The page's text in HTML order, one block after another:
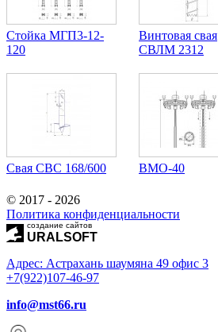
Стойка МГП3-12-
120
Винтовая свая
СВЛМ 2312
Свая СВС 168/600 ВМО-40
© 2017 - 2026
Политика конфиденциальности
создание сайтов
URALSOFT
Адрес: Астрахань шаумяна 49 офис 3
+7(922)107-46-97
info@mst66.ru